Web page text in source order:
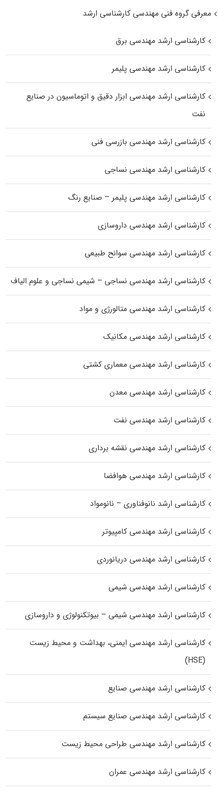
معرفی گروه فنی مهندسی کارشناسی ارشد
کارشناسی ارشد مهندسی برق
کارشناسی ارشد مهندسی پلیمر
کارشناسی ارشد مهندسی ابزار دقیق و اتوماسیون در صنایع
نفت
کارشناسی ارشد مهندسی بازرسی فنی
کارشناسی ارشد مهندسی نساجی
کارشناسی ارشد مهندسی پلیمر – صنایع رنگ
کارشناسی ارشد مهندسی داروسازی
کارشناسی ارشد مهندسی سوانح طبیعی
کارشناسی ارشد مهندسی نساجی – شیمی نساجی و علوم الیاف
کارشناسی ارشد مهندسی متالورژی و مواد
کارشناسی ارشد مهندسی مکانیک
کارشناسی ارشد مهندسی معماری کشتی
کارشناسی ارشد مهندسی معدن
کارشناسی ارشد مهندسی نفت
کارشناسی ارشد مهندسی نقشه برداری
کارشناسی ارشد مهندسی هوافضا
کارشناسی ارشد نانوفناوری – نانومواد
کارشناسی ارشد مهندسی کامپیوتر
کارشناسی ارشد مهندسی دریانوردی
کارشناسی ارشد مهندسی شیمی
کارشناسی ارشد مهندسی شیمی – بیوتکنولوژی و داروسازی
کارشناسی ارشد مهندسی ایمنی، بهداشت و محیط زیست
(HSE)
کارشناسی ارشد مهندسی صنایع
کارشناسی ارشد مهندسی صنایع سیستم
کارشناسی ارشد مهندسی طراحی محیط زیست
کارشناسی ارشد مهندسی عمران